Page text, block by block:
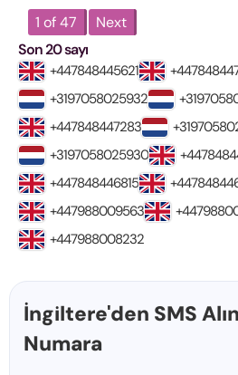
1 of 47
Next
Son 20 sayı
+447848445621
+3197058025932
+447848447283
+3197058025930
+447848446815
+447988009563
+447988008232
İngiltere'den SMS
Numara